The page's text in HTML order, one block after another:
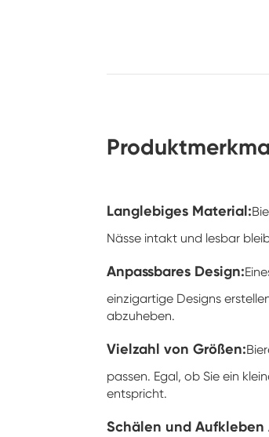
Langlebiges Material:
Nässe intakt und lesbar
Anpassbares Design:
einzigartige Designs
abzuheben.
Vielzahl von Größen:
passen. Egal, ob Sie ein
entspricht.
Schälen und Aufkleben